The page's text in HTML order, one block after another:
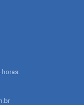
horas: